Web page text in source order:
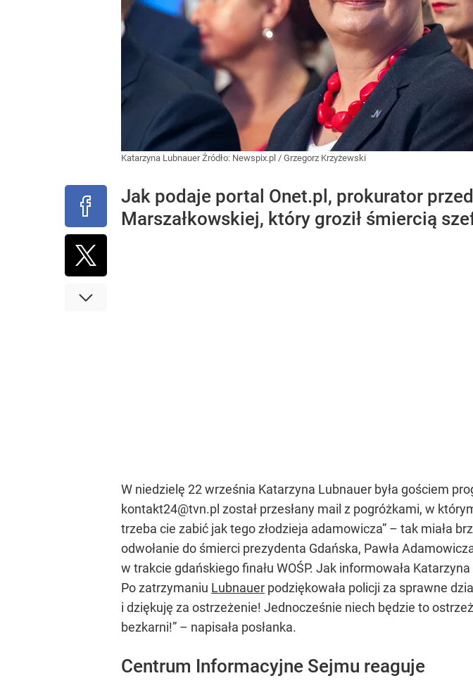
Katarzyna LubnauerŹródło: Newspix.pl / Grzegorz Krzyżewski
Jak podaje portal Onet.pl, prokurator
Marszałkowskiej, który groził śmiercią
W niedzielę 22 września Katarzyna Lubnauer była gościem
kontakt24@tvn.pl został przesłany mail z pogróżkami, w
trzeba cie zabić jak tego złodzieja adamowicza” – tak miała
odwołanie do śmierci prezydenta Gdańska, Pawła
w trakcie gdańskiego finału WOŚP. Jak informowała
Po zatrzymaniu Lubnauer podziękowała policji za sprawne
i dziękuję za ostrzeżenie! Jednocześnie niech będzie to
bezkarni!” – napisała posłanka.
Centrum Informacyjne Sejmu reaguje